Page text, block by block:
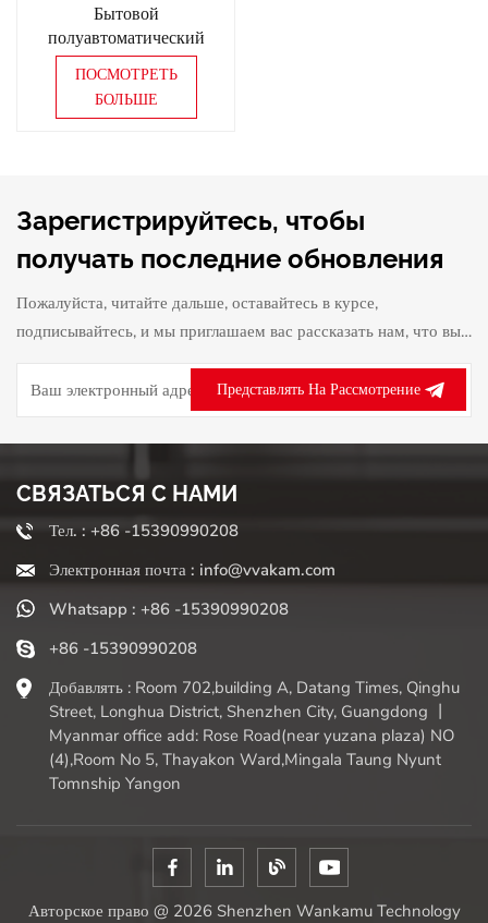
Бытовой
полуавтоматический
электрический ручной
миксер, портативный
миксер для взбивания
ПОСМОТРЕТЬ
БОЛЬШЕ
Зарегистрируйтесь, чтобы
получать последние обновления
Пожалуйста, читайте дальше, оставайтесь в курсе,
подписывайтесь, и мы приглашаем вас рассказать нам, что вы
думаете.
Представлять На Рассмотрение
СВЯЗАТЬСЯ С НАМИ
Тел. : +86 -15390990208
Электронная почта : info@vvakam.com
Whatsapp : +86 -15390990208
+86 -15390990208
Добавлять : Room 702,building A, Datang Times, Qinghu
Street, Longhua District, Shenzhen City, Guangdong 丨
Myanmar office add: Rose Road(near yuzana plaza) NO
(4),Room No 5, Thayakon Ward,Mingala Taung Nyunt
Tomnship Yangon
Авторское право @ 2026 Shenzhen Wankamu Technology